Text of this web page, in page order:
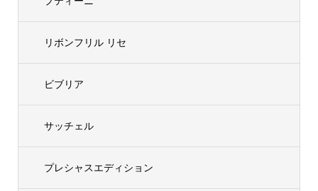
リボンフリル リセ
ビブリア
サッチェル
プレシャスエディション